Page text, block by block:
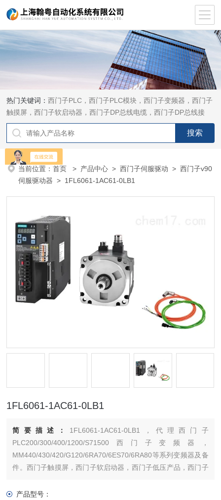
热门关键词：西门子PLC，西门子PLC模块，西门子变频器，西门子
触摸屏，西门子软启动器，西门子DP总线电缆，西门子DP总线接
头，西门子CP通讯网卡，西门子数控系统及停产备件
当前位置：首页 > 产品中心 >西门子伺服驱动 >西门子v90
伺服驱动器 > 1FL6061-1AC61-0LB1
1FL6061-1AC61-0LB1
简要描述： 1FL6061-1AC61-0LB1，代理西门子
PLC200/300/400/1200/S71500西门子变频器，
MM440/430/420/G120/6RA70/6ES70/6RA80等系列变频器及备
件。西门子触摸屏，西门子软启动器，西门子低压产品，西门子
本公司购买的产品，保证*，假一罚十，质保一年。一年内产品非
产品型号：